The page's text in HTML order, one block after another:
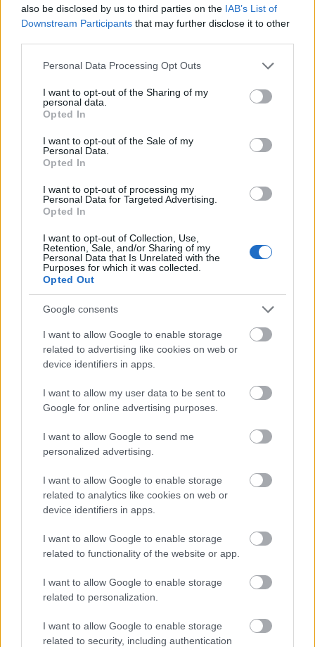
also be disclosed by us to third parties on the IAB’s List of
Downstream Participants that may further disclose it to other
Please note that this website/app uses one or more Google
not limited to your visit or usage behaviour. You may click to
grant or deny consent to Google and its third-party tags to
use your data for below specified purposes in below Google
consent section.
Personal Data Processing Opt Outs
I want to opt-out of the Sharing of my
personal data.
Opted In
I want to opt-out of the Sale of my
Personal Data.
Opted In
I want to opt-out of processing my
Personal Data for Targeted Advertising.
Opted In
I want to opt-out of Collection, Use,
Retention, Sale, and/or Sharing of my
Personal Data that Is Unrelated with the
Purposes for which it was collected.
Opted Out
Google consents
I want to allow Google to enable storage
related to advertising like cookies on web or
device identifiers in apps.
I want to allow my user data to be sent to
Google for online advertising purposes.
I want to allow Google to send me
personalized advertising.
I want to allow Google to enable storage
related to analytics like cookies on web or
device identifiers in apps.
I want to allow Google to enable storage
related to functionality of the website or app.
I want to allow Google to enable storage
related to personalization.
I want to allow Google to enable storage
related to security, including authentication
Országos hírek
MEGÉRKEZETT AZ ESŐ A DUNA VÍZGYŰJTŐJÉRE
SEGÍTIK A VADÁLLOMÁNYT A SOMOGYI
ERDŐKBEN
Kaposvár
Kevesebb fényt!
KECSKEMÉTEN IS SZAKIRÁNYÚ
TOVÁBBKÉPZÉSEKKEL ERŐSÍT A GÁL FERENC
EGYETEM
HÍRDETÉS
HÍRDETÉS
LEGOLVASOTTABB
Megérkezett az eső a Duna
vízgyűjtőjére